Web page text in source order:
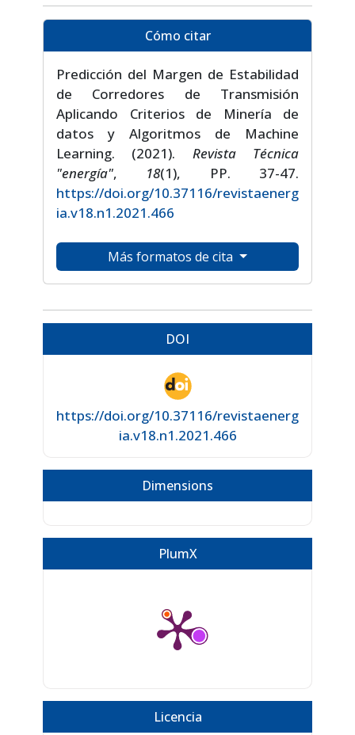
Cómo citar
Predicción del Margen de Estabilidad
de Corredores de Transmisión
Aplicando Criterios de Minería de
datos y Algoritmos de Machine
Learning. (2021). Revista Técnica
"energía", 18(1), PP. 37-47.
https://doi.org/10.37116/revistaenerg
ia.v18.n1.2021.466
Más formatos de cita
DOI
https://doi.org/10.37116/revistaenerg
ia.v18.n1.2021.466
Dimensions
PlumX
Licencia